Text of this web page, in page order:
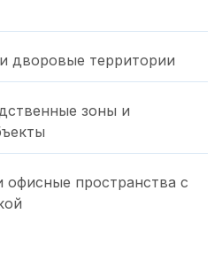
дворовые территории
зоны и
офисные пространства с